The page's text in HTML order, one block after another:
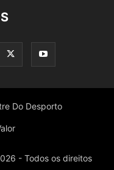
Do Desporto
- Todos os direitos